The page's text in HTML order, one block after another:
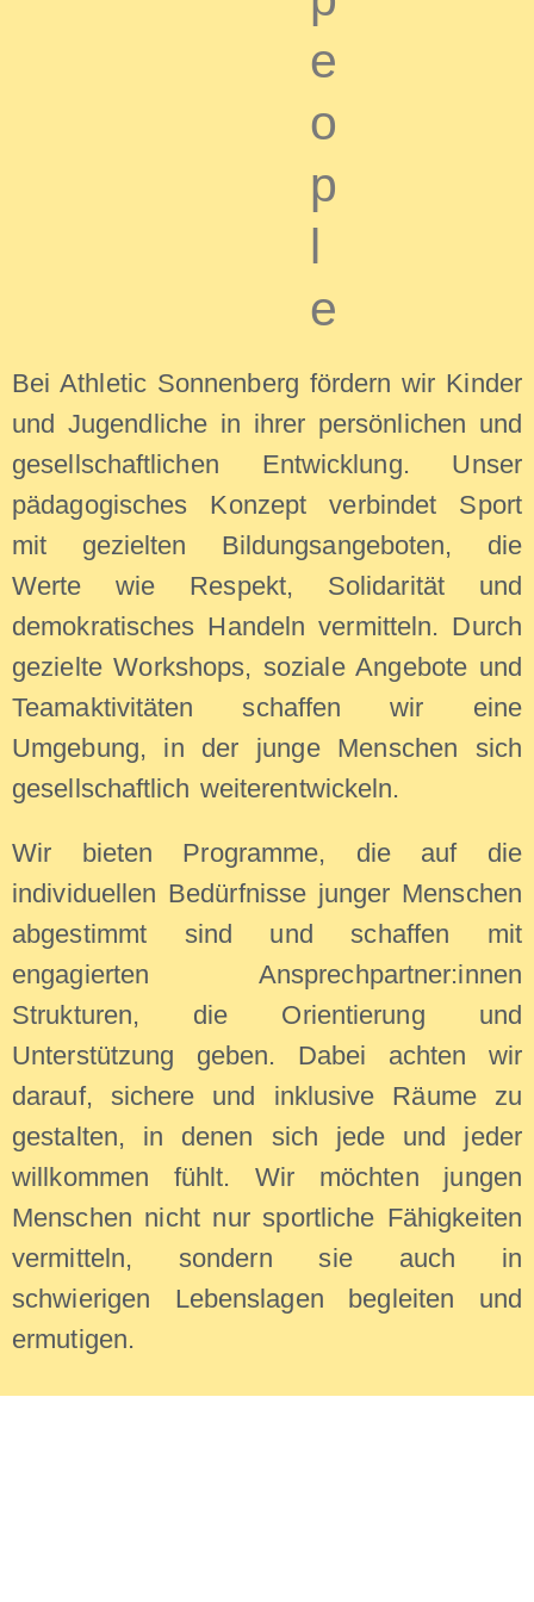
e
o
p
l
e
Bei Athletic Sonnenberg fördern wir Kinder
und Jugendliche in ihrer persönlichen und
gesellschaftlichen Entwicklung. Unser
pädagogisches Konzept verbindet Sport
mit gezielten Bildungsangeboten, die
Werte wie Respekt, Solidarität und
demokratisches Handeln vermitteln. Durch
gezielte Workshops, soziale Angebote und
Teamaktivitäten schaffen wir eine
Umgebung, in der junge Menschen sich
gesellschaftlich weiterentwickeln.
Wir bieten Programme, die auf die
individuellen Bedürfnisse junger Menschen
abgestimmt sind und schaffen mit
engagierten Ansprechpartner:innen
Strukturen, die Orientierung und
Unterstützung geben. Dabei achten wir
darauf, sichere und inklusive Räume zu
gestalten, in denen sich jede und jeder
willkommen fühlt. Wir möchten jungen
Menschen nicht nur sportliche Fähigkeiten
vermitteln, sondern sie auch in
schwierigen Lebenslagen begleiten und
ermutigen.